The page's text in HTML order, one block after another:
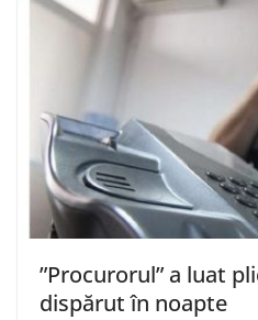
”Procurorul” a luat
dispărut în noapte